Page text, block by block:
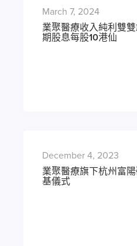
March 7, 2024
業聚醫療收入純利雙
期股息每股10港仙
December 4, 2023
業聚醫療旗下杭州富
基儀式